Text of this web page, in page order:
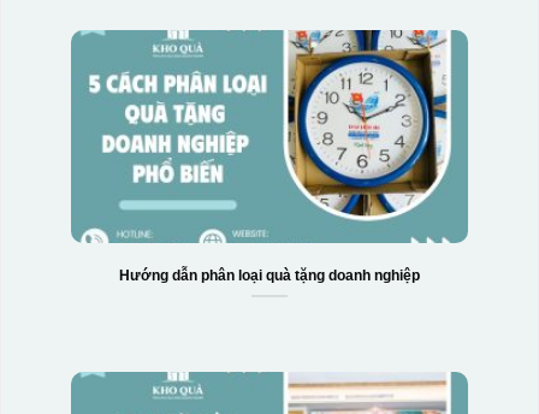
Hướng dẫn phân loại quà tặng doanh nghiệp